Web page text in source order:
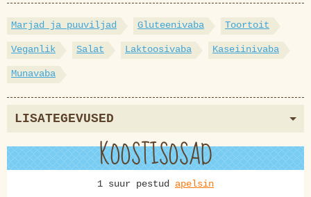
Marjad ja puuviljad Gluteenivaba Toortoit
Veganlik Salat Laktoosivaba Kaseiinivaba
Munavaba
LISATEGEVUSED
KOOSTISOSAD
1 suur pestud apelsin